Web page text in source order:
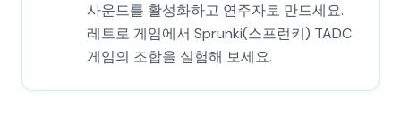
사운드를 활성화하고 연주자로 만드세요.
레트로 게임에서 Sprunki(스프런키) TADC
게임의 조합을 실험해 보세요.